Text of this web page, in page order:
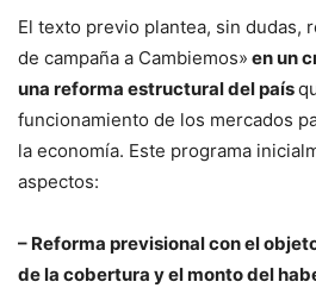
El texto previo plantea, sin dudas,
de campaña a Cambiemos» en un
una reforma estructural del país
funcionamiento de los mercados
la economía. Este programa
aspectos:
– Reforma previsional con el
de la cobertura y el monto del